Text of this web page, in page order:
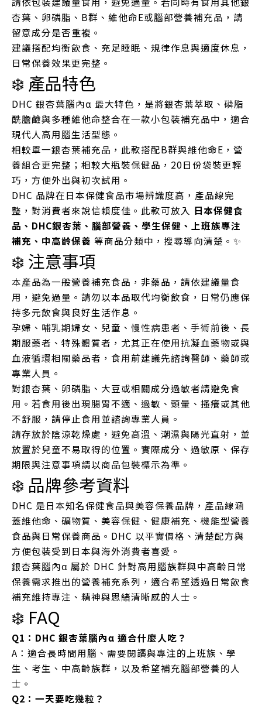
杏葉、卵磷脂、B群、維他命E或腦部營養補充品，請
留意成分是否重複。
建議搭配均衡飲食、充足睡眠、規律作息與適度休息，
日常保養效果更完整。
❄️ 產品特色
DHC 銀杏葉腦內α 最大特色，是將銀杏葉萃取、磷脂
酰膽鹼與多種維他命整合在一款小包裝補充品中，適合
現代人高用腦生活型態。
相較單一銀杏葉補充品，此款搭配B群與維他命E，營
養組合更完整；相較大瓶裝保健品，20日份袋裝更輕
巧，方便外出與初次試用。
DHC 品牌在日本保健食品市場辨識度高，產品線完
整，對消費者來說信賴度佳。此款可放入 日本保健食
品、DHC銀杏葉、腦部營養、學生保健、上班族專注
補充、中高齡保養 等商品分類中，搜尋導向清楚。✨
❄️ 注意事項
本產品為一般營養補充食品，非藥品，請依建議量食
用，避免過量。請勿以本品取代均衡飲食，日常仍應保
持多元飲食與良好生活作息。
孕婦、哺乳期婦女、兒童、慢性病患者、手術前後、長
期服藥者、特殊體質者，尤其正在使用抗凝血藥物或與
血液循環相關藥品者，食用前建議先諮詢醫師、藥師或
專業人員。
對銀杏葉、卵磷脂、大豆或相關成分過敏者請避免食
用。若食用後出現腸胃不適、過敏、頭暈、搔癢或其他
不舒服，請停止食用並諮詢專業人員。
請存放於陰涼乾燥處，避免高溫、潮濕與陽光直射，並
放置於兒童不易取得的位置。實際成分、過敏原、保存
期限與注意事項請以商品包裝標示為準。
❄️ 品牌參考資料
DHC 是日本知名保健食品與美容保養品牌，產品線涵
蓋維他命、礦物質、美容保健、健康補充、機能型營養
食品與日常保養商品。DHC 以平實價格、清楚配方與
方便包裝受到日本與海外消費者喜愛。
銀杏葉腦內α 屬於 DHC 針對高用腦族群與中高齡日常
保養需求推出的營養補充系列，適合希望透過日常飲食
補充維持專注、精神與思緒清晰感的人士。
❄️ FAQ
Q1：DHC 銀杏葉腦內α 適合什麼人吃？
A：適合長時間用腦、需要閱讀與專注的上班族、學
生、考生、中高齡族群，以及希望補充腦部營養的人
士。
Q2：一天要吃幾粒？